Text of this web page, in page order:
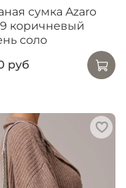
сумка Azaro
коричневый
соло
руб